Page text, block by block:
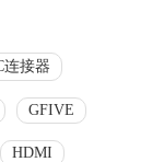
连接器
GFIVE
HDMI